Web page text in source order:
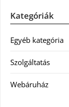
Kategóriák
Egyéb kategória
Szolgáltatás
Webáruház